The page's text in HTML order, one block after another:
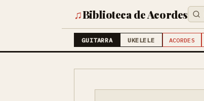
♫Biblioteca de Acordes
GUITARRA UKELELE ACORDES